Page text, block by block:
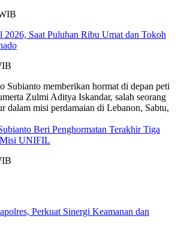
2026, Saat Puluhan Ribu Umat dan Tokoh
Beri Penghormatan Terakhir Tiga
UNIFIL
Perkuat Sinergi Keamanan dan